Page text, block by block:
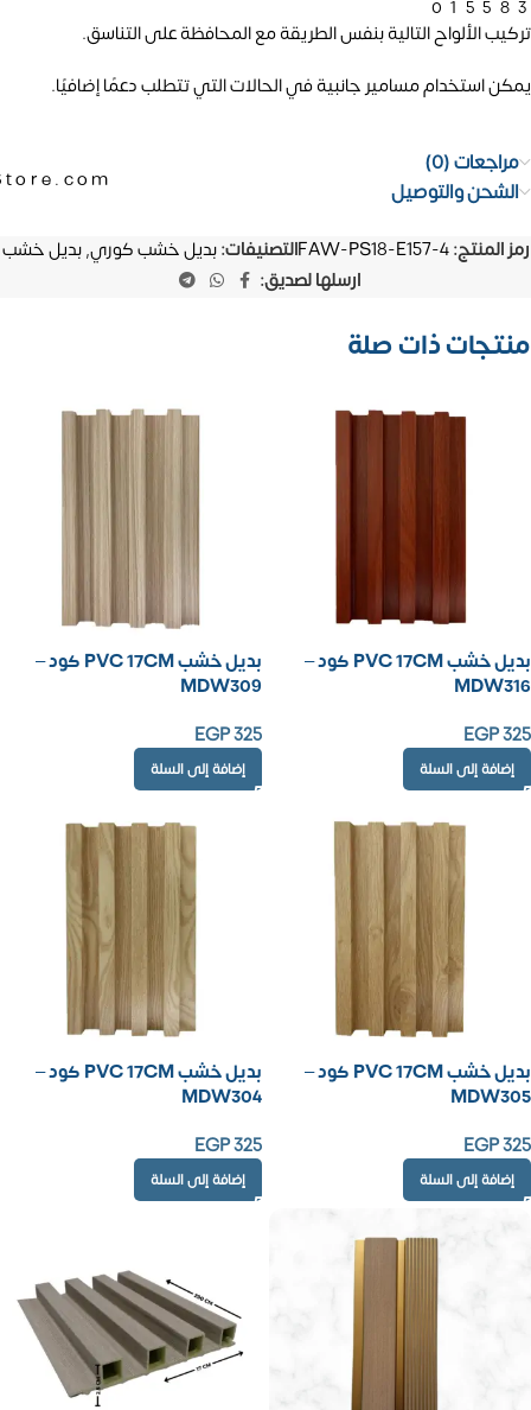
تركيب الألواح التالية بنفس الطريقة مع المحافظة على التناسق.
يمكن استخدام مسامير جانبية في الحالات التي تتطلب دعمًا إضافيًا.
مراجعات (0)
الشحن والتوصيل
رمز المنتج:FAW-PS18-E157-4التصنيفات:بديل خشب كوري,بديل خشب
ارسلها لصديق:
منتجات ذات صلة
بديل خشب PVC 17CM كود –
MDW316
EGP325
إضافة إلى السلة
بديل خشب PVC 17CM كود –
MDW309
EGP325
إضافة إلى السلة
بديل خشب PVC 17CM كود –
MDW305
EGP325
إضافة إلى السلة
بديل خشب PVC 17CM كود –
MDW304
EGP325
إضافة إلى السلة